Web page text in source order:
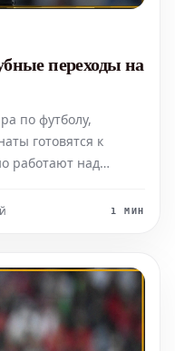
переходы на
по футболу,
готовятся к
работают над
насыщена
1 МИН